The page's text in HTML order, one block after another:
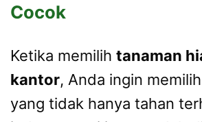
Cocok
Ketika memilih tanaman
kantor, Anda ingin
yang tidak hanya tahan